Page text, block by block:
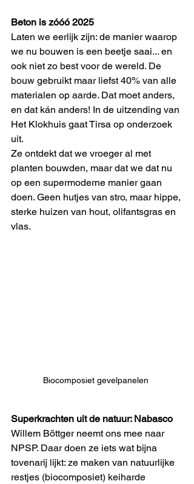
Beton is zóóó 2025
Laten we eerlijk zijn: de manier waarop
we nu bouwen is een beetje saai... en
ook niet zo best voor de wereld. De
bouw gebruikt maar liefst 40% van alle
materialen op aarde. Dat moet anders,
en dat kán anders! In de uitzending van
Het Klokhuis gaat Tirsa op onderzoek
uit.
Ze ontdekt dat we vroeger al met
planten bouwden, maar dat we dat nu
op een supermoderne manier gaan
doen. Geen hutjes van stro, maar hippe,
sterke huizen van hout, olifantsgras en
vlas.
Biocomposiet gevelpanelen
Superkrachten uit de natuur: Nabasco
Willem Böttger neemt ons mee naar
NPSP. Daar doen ze iets wat bijna
tovenarij lijkt: ze maken van natuurlijke
restjes (biocomposiet) keiharde